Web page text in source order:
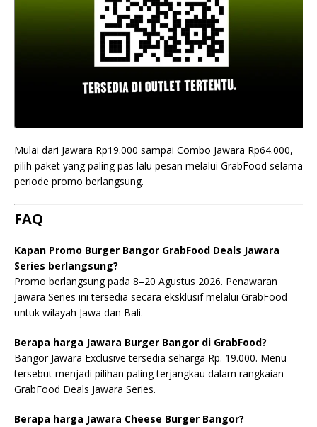
Mulai dari Jawara Rp19.000 sampai Combo Jawara Rp64.000,
pilih paket yang paling pas lalu pesan melalui GrabFood selama
periode promo berlangsung.
FAQ
Kapan Promo Burger Bangor GrabFood Deals Jawara
Series berlangsung?
Promo berlangsung pada 8–20 Agustus 2026. Penawaran
Jawara Series ini tersedia secara eksklusif melalui GrabFood
untuk wilayah Jawa dan Bali.
Berapa harga Jawara Burger Bangor di GrabFood?
Bangor Jawara Exclusive tersedia seharga Rp. 19.000. Menu
tersebut menjadi pilihan paling terjangkau dalam rangkaian
GrabFood Deals Jawara Series.
Berapa harga Jawara Cheese Burger Bangor?